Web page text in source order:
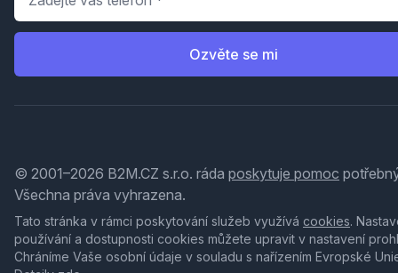
Ozvěte se mi
© 2001–2026 B2M.CZ s.r.o. ráda poskytuje pomoc
Všechna práva vyhrazena.
Tato stránka v rámci poskytování služeb využívá cookies.
používání a dostupnosti cookies můžete upravit v nastavení
Chráníme Vaše osobní údaje v souladu s nařízením Evropské